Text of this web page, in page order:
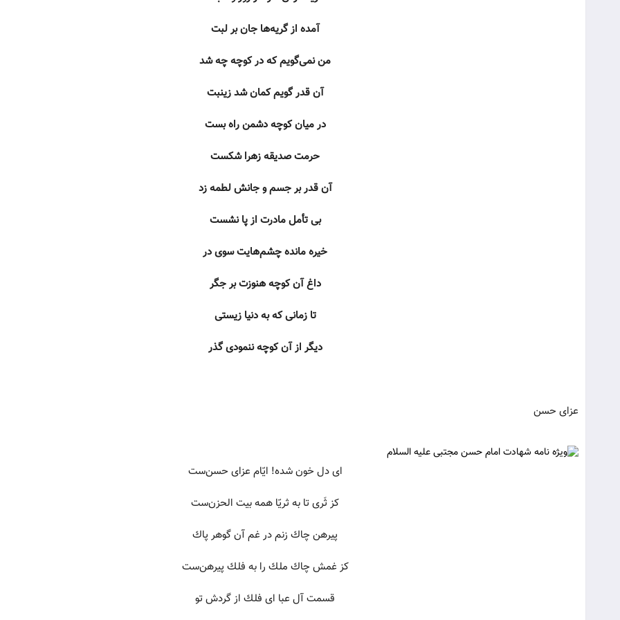
آمده از گریه‌ها جان بر لبت
من نمی‌گویم که در کوچه چه شد
آن قدر گویم کمان شد زینبت
در میان کوچه دشمن راه بست
حرمت صدیقه زهرا شکست
آن قدر بر جسم و جانش لطمه زد
بی تأمل مادرت از پا نشست
خیره مانده چشم‌هایت سوی در
داغ آن کوچه هنوزت بر جگر
تا زمانی که به دنیا زیستی
دیگر از آن کوچه ننمودی گذر
عزاى حسن
اى دل خون شده! ایّام عزاى حسن‌ست
كز ثَرى تا به ثریّا همه بیت الحزن‌ست
پیرهن چاك زنم در غم آن گوهر پاك
کز غمش چاك ملك را به فلك پیرهن‌ست
قسمت آل عبا اى فلك از گردش تو